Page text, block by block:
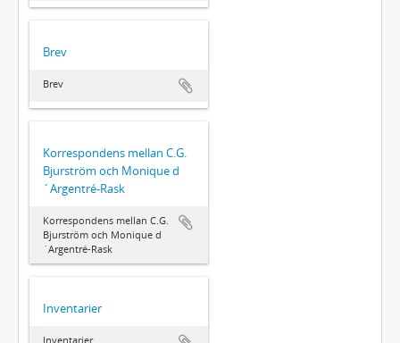
Brev
Brev
Korrespondens mellan C.G.
Bjurström och Monique d
´Argentré-Rask
Korrespondens mellan C.G.
Bjurström och Monique d
´Argentré-Rask
Inventarier
Inventarier